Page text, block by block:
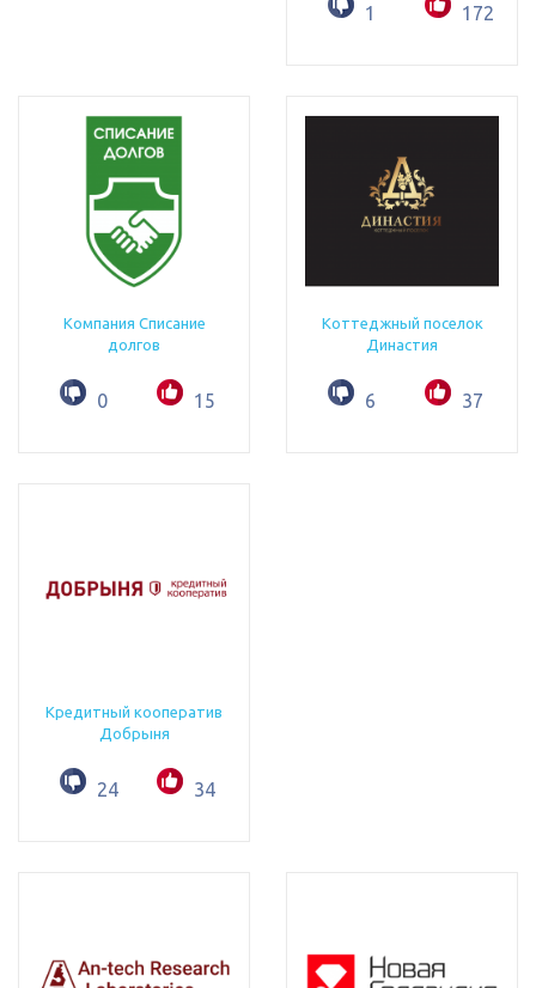
1 172
Компания Списание
долгов
0 15
Коттеджный поселок
Династия
6 37
Кредитный кооператив
Добрыня
24 34